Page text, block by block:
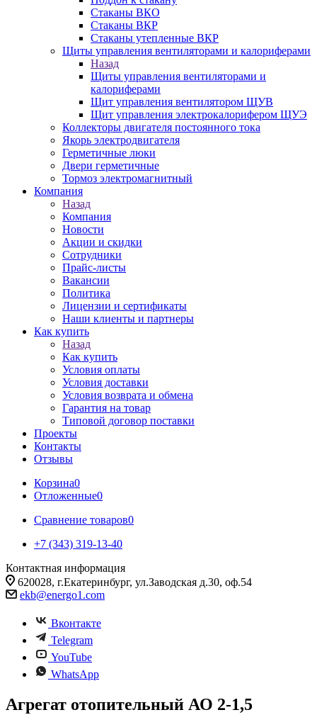
Стаканы ВКО
Стаканы ВКР
Стаканы утепленные ВКР
Щиты управления вентиляторами и калориферами
Назад
Щиты управления вентиляторами и
калориферами
Щит управления вентилятором ЩУВ
Щит управления электрокалорифером ЩУЭ
Коллекторы двигателя постоянного тока
Якорь электродвигателя
Герметичные люки
Двери герметичные
Тормоз электромагнитный
Компания
Назад
Компания
Новости
Акции и скидки
Сотрудники
Прайс-листы
Вакансии
Политика
Лицензии и сертификаты
Наши клиенты и партнеры
Как купить
Назад
Как купить
Условия оплаты
Условия доставки
Условия возврата и обмена
Гарантия на товар
Типовой договор поставки
Проекты
Контакты
Отзывы
Корзина0
Отложенные0
Сравнение товаров0
+7 (343) 319-13-40
Контактная информация
620028, г.Екатеринбург, ул.Заводская д.30, оф.54
ekb@energo1.com
Вконтакте
Telegram
YouTube
WhatsApp
Агрегат отопительный АО 2-1,5